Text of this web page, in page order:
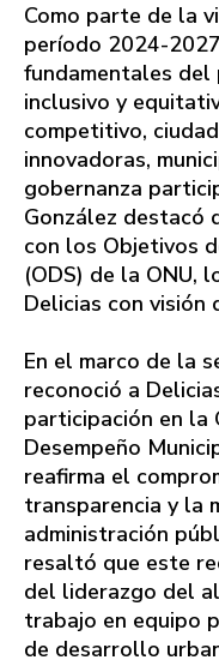
Como parte de la
período 2024-
fundamentales del
inclusivo y
competitivo,
innovadoras,
gobernanza
González destacó
con los Objetivos
(ODS) de la ONU,
Delicias con visión
En el marco de la
reconoció a
participación en la
Desempeño
reafirma el
transparencia y la
administración
resaltó que este
del liderazgo del
trabajo en equipo
de desarrollo